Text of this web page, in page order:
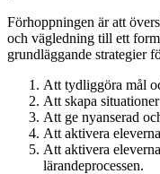
Förhoppningen är att
och vägledning till ett
grundläggande strategier
Att tydliggöra mål
Att skapa
Att ge nyanserad
Att aktivera
Att aktivera
lärandeprocessen.